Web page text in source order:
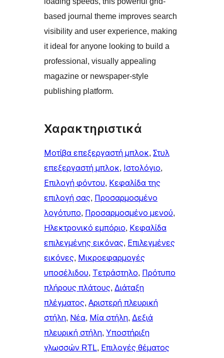
based journal theme improves search
visibility and user experience, making
it ideal for anyone looking to build a
professional, visually appealing
magazine or newspaper-style
publishing platform.
Χαρακτηριστικά
Μοτίβα επεξεργαστή μπλοκ, Στυλ
επεξεργαστή μπλοκ, Ιστολόγιο
Επιλογή φόντου, Κεφαλίδα της
επιλογή σας, Προσαρμοσμένο
λογότυπο, Προσαρμοσμένο μενού
Ηλεκτρονικό εμπόριο, Κεφαλίδα
επιλεγμένης εικόνας, Επιλεγμένες
εικόνες, Μικροεφαρμογές
υποσέλιδου, Τετράστηλο, Πρότυπο
πλήρους πλάτους, Διάταξη
πλέγματος, Αριστερή πλευρική
στήλη, Νέα, Μία στήλη, Δεξιά
πλευρική στήλη, Υποστήριξη
γλωσσών RTL, Επιλογές θέματος